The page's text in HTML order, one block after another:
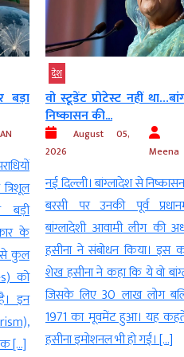
से
Ashish
दूसरी
और
शेख
में
नहीं
हुए।
शेख
देश
50 वर्षीय दिव्यांग ने
शादी...
August 05, 2026
सड़क, बिजली, पेंशन या
शिकायतें आती हैं, लेकिन
कलेक्ट्रेट में एक ऐसा मामला
जिसने अधिकारियों और वहां
भावुक कर दिया। तेंदूखेड़ा थाना
गांव निवासी 50 वर्षीय
ठाकुर कलेक्टर प्रताप नारायण